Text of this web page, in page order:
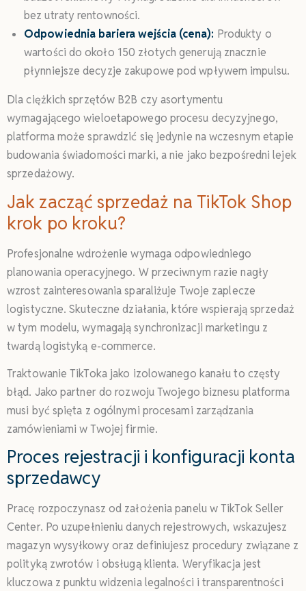
bez utraty rentowności.
Odpowiednia bariera wejścia (cena): Produkty o
wartości do około 150 złotych generują znacznie
płynniejsze decyzje zakupowe pod wpływem impulsu.
Dla ciężkich sprzętów B2B czy asortymentu
wymagającego wieloetapowego procesu decyzyjnego,
platforma może sprawdzić się jedynie na wczesnym etapie
budowania świadomości marki, a nie jako bezpośredni lejek
sprzedażowy.
Jak zacząć sprzedaż na TikTok Shop
krok po kroku?
Profesjonalne wdrożenie wymaga odpowiedniego
planowania operacyjnego. W przeciwnym razie nagły
wzrost zainteresowania sparaliżuje Twoje zaplecze
logistyczne. Skuteczne działania, które wspierają sprzedaż
w tym modelu, wymagają synchronizacji marketingu z
twardą logistyką e-commerce.
Traktowanie TikToka jako izolowanego kanału to częsty
błąd. Jako partner do rozwoju Twojego biznesu platforma
musi być spięta z ogólnymi procesami zarządzania
zamówieniami w Twojej firmie.
Proces rejestracji i konfiguracji konta
sprzedawcy
Pracę rozpoczynasz od założenia panelu w TikTok Seller
Center. Po uzupełnieniu danych rejestrowych, wskazujesz
magazyn wysyłkowy oraz definiujesz procedury związane z
polityką zwrotów i obsługą klienta. Weryfikacja jest
kluczowa z punktu widzenia legalności i transparentności